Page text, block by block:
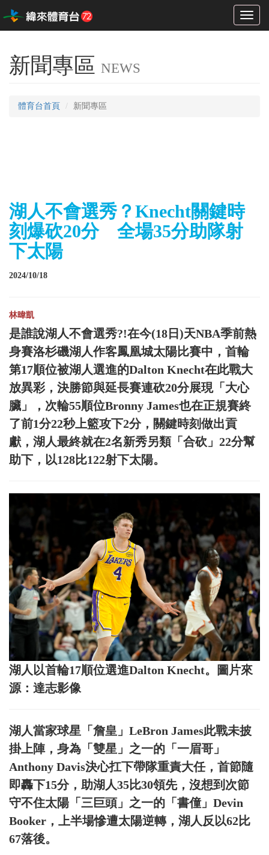
Toggle
新聞專區 NEWS
體育台首頁 新聞專區
湖人不會選秀？Knecht關鍵時
刻爆砍20分 全場35分助隊射
下太陽
2024/10/18
林暐凱
是誰說湖人不會選秀?!在今(18日)天NBA季前熱
身賽洛杉磯湖人作客鳳凰城太陽比賽中，首輪
第17順位被湖人選進的Dalton Knecht在此戰大
放異彩，決勝節與延長賽連砍20分展現「大心
臟」，次輪55順位Bronny James也在正規賽終
了前1分22秒上籃攻下2分，關鍵時刻做出貢
獻，湖人最終就在2名新秀另類「合砍」22分幫
助下，以128比122射下太陽。
湖人以首輪17順位選進Dalton Knecht。圖片來
源：達志影像
湖人當家球星「詹皇」LeBron James此戰未披
掛上陣，身為「雙星」之一的「一眉哥」
Anthony Davis決心扛下帶隊重責大任，首節隨
即轟下15分，助湖人35比30領先，沒想到次節
守不住太陽「三巨頭」之一的「書僮」Devin
Booker，上半場慘遭太陽逆轉，湖人反以62比
67落後。